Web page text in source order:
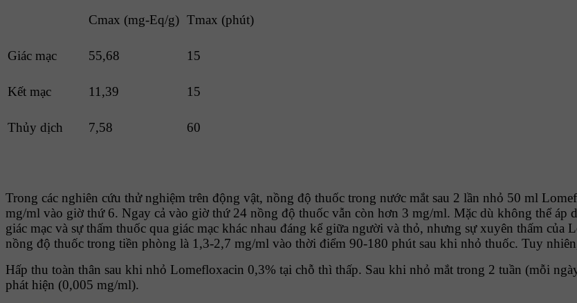
Cmax (mg-Eq/g) Tmax (phút)
Giác mạc 55,68 15
Kết mạc 11,39 15
Thủy dịch 7,58 60
Trong các nghiên cứu thử nghiệm trên động vật, nồng độ thuốc trong nước mắt sau 2 lần nhỏ 50 ml
mg/ml vào giờ thứ 6. Ngay cả vào giờ thứ 24 nồng độ thuốc vẫn còn hơn 3 mg/ml. Mặc dù không thể
giác mạc và sự thấm thuốc qua giác mạc khác nhau đáng kể giữa người và thỏ, nhưng sự xuyên thấm
nồng độ thuốc trong tiền phòng là 1,3-2,7 mg/ml vào thời điểm 90-180 phút sau khi nhỏ thuốc. Tuy
Hấp thu toàn thân sau khi nhỏ Lomefloxacin 0,3% tại chỗ thì thấp. Sau khi nhỏ mắt trong 2 tuần (mỗi
phát hiện (0,005 mg/ml).